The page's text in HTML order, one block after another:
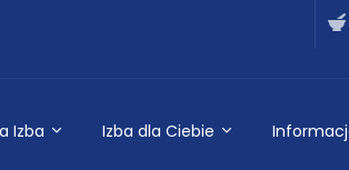
Izba Izba dla Ciebie